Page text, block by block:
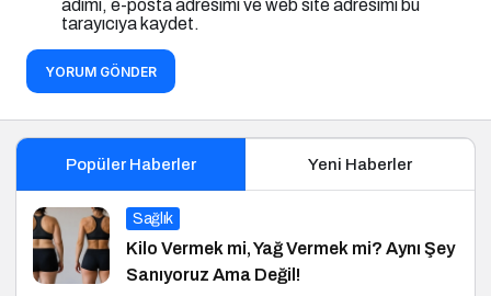
adımı, e-posta adresimi ve web site adresimi bu
tarayıcıya kaydet.
YORUM GÖNDER
Popüler Haberler Yeni Haberler
Sağlık
Kilo Vermek mi, Yağ Vermek mi? Aynı Şey
Sanıyoruz Ama Değil!